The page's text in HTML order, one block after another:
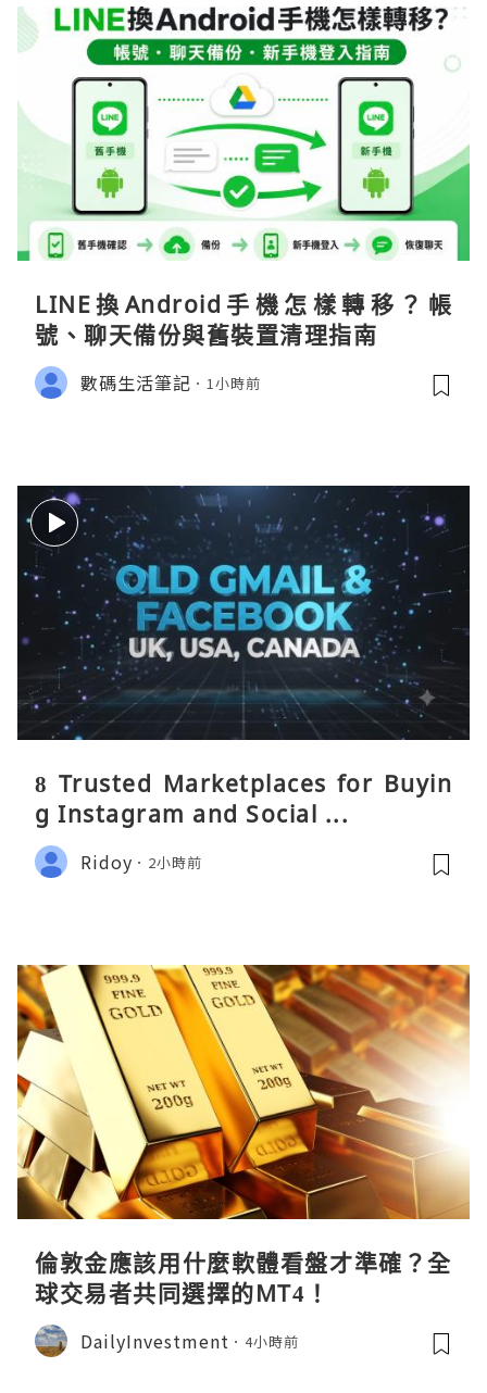
LINE換Android手機怎樣轉移？帳
號、聊天備份與舊裝置清理指南
數碼生活筆記 1小時前
8 Trusted Marketplaces for Buyin
g Instagram and Social ...
Ridoy 2小時前
倫敦金應該用什麼軟體看盤才準確？全
球交易者共同選擇的MT4！
DailyInvestment 4小時前